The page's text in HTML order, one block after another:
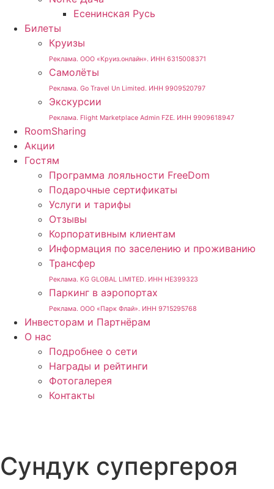
Есенинская Русь
Билеты
Круизы
Реклама. ООО «Круиз.онлайн». ИНН 6315008371
Самолёты
Реклама. Go Travel Un Limited. ИНН 9909520797
Экскурсии
Реклама. Flight Marketplace Admin FZE. ИНН 9909618947
RoomSharing
Акции
Гостям
Программа лояльности FreeDom
Подарочные сертификаты
Услуги и тарифы
Отзывы
Корпоративным клиентам
Информация по заселению и проживанию
Трансфер
Реклама. KG GLOBAL LIMITED. ИНН HE399323
Паркинг в аэропортах
Реклама. ООО «Парк Флай». ИНН 9715295768
Инвесторам и Партнёрам
О нас
Подробнее о сети
Награды и рейтинги
Фотогалерея
Контакты
Сундук супергероя